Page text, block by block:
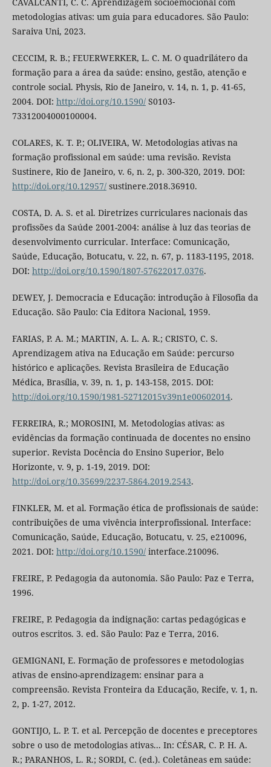
metodologias ativas: um guia para educadores. São Paulo:
Saraiva Uni, 2023.
CECCIM, R. B.; FEUERWERKER, L. C. M. O quadrilátero da
formação para a área da saúde: ensino, gestão, atenção e
controle social. Physis, Rio de Janeiro, v. 14, n. 1, p. 41-65,
2004. DOI: http://doi.org/10.1590/S0103-
73312004000100004.
COLARES, K. T. P.; OLIVEIRA, W. Metodologias ativas na
formação profissional em saúde: uma revisão. Revista
Sustinere, Rio de Janeiro, v. 6, n. 2, p. 300-320, 2019. DOI:
http://doi.org/10.12957/sustinere.2018.36910.
COSTA, D. A. S. et al. Diretrizes curriculares nacionais das
profissões da Saúde 2001-2004: análise à luz das teorias de
desenvolvimento curricular. Interface: Comunicação,
Saúde, Educação, Botucatu, v. 22, n. 67, p. 1183-1195, 2018.
DOI: http://doi.org/10.1590/1807-57622017.0376.
DEWEY, J. Democracia e Educação: introdução à Filosofia da
Educação. São Paulo: Cia Editora Nacional, 1959.
FARIAS, P. A. M.; MARTIN, A. L. A. R.; CRISTO, C. S.
Aprendizagem ativa na Educação em Saúde: percurso
histórico e aplicações. Revista Brasileira de Educação
Médica, Brasília, v. 39, n. 1, p. 143-158, 2015. DOI:
http://doi.org/10.1590/1981-52712015v39n1e00602014.
FERREIRA, R.; MOROSINI, M. Metodologias ativas: as
evidências da formação continuada de docentes no ensino
superior. Revista Docência do Ensino Superior, Belo
Horizonte, v. 9, p. 1-19, 2019. DOI:
http://doi.org/10.35699/2237-5864.2019.2543.
FINKLER, M. et al. Formação ética de profissionais de saúde:
contribuições de uma vivência interprofissional. Interface:
Comunicação, Saúde, Educação, Botucatu, v. 25, e210096,
2021. DOI: http://doi.org/10.1590/interface.210096.
FREIRE, P. Pedagogia da autonomia. São Paulo: Paz e Terra,
1996.
FREIRE, P. Pedagogia da indignação: cartas pedagógicas e
outros escritos. 3. ed. São Paulo: Paz e Terra, 2016.
GEMIGNANI, E. Formação de professores e metodologias
ativas de ensino-aprendizagem: ensinar para a
compreensão. Revista Fronteira da Educação, Recife, v. 1, n.
2, p. 1-27, 2012.
GONTIJO, L. P. T. et al. Percepção de docentes e preceptores
sobre o uso de metodologias ativas... In: CÉSAR, C. P. H. A.
R.; PARANHOS, L. R.; SORDI, C. (ed.). Coletâneas em saúde: